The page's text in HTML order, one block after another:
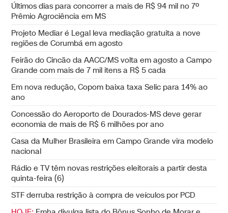
Últimos dias para concorrer a mais de R$ 94 mil no 7º
Prêmio Agrociência em MS
Projeto Mediar é Legal leva mediação gratuita a nove
regiões de Corumbá em agosto
Feirão do Cincão da AACC/MS volta em agosto a Campo
Grande com mais de 7 mil itens a R$ 5 cada
Em nova redução, Copom baixa taxa Selic para 14% ao
ano
Concessão do Aeroporto de Dourados-MS deve gerar
economia de mais de R$ 6 milhões por ano
Casa da Mulher Brasileira em Campo Grande vira modelo
nacional
Rádio e TV têm novas restrições eleitorais a partir desta
quinta-feira (6)
STF derruba restrição à compra de veículos por PCD